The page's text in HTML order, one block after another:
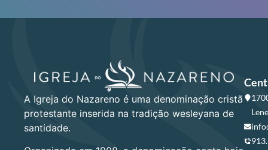
A Igreja do Nazareno é uma denominação cristã
protestante inserida na tradição wesleyana de
santidade.